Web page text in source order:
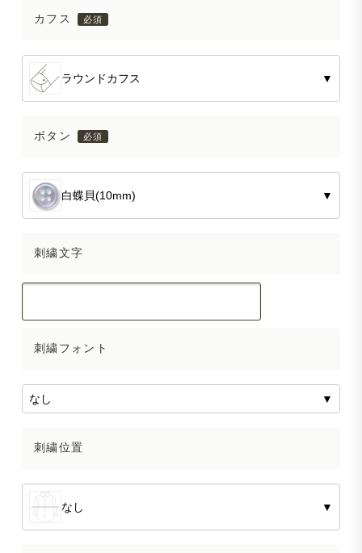
カフス
ラウンドカフス ▼
ボタン
白蝶貝(10mm) ▼
刺繍文字
刺繍フォント
なし ▼
刺繍位置
なし ▼